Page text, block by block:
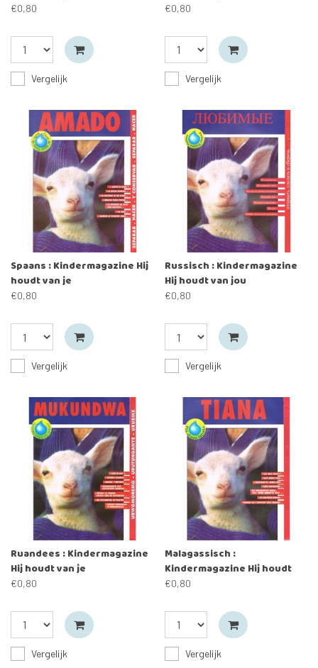
€0,80
Vergelijk
€0,80
Vergelijk
Spaans : Kindermagazine Hij
houdt van je
€0,80
Vergelijk
Russisch : Kindermagazine
Hij houdt van jou
€0,80
Vergelijk
Ruandees : Kindermagazine
Hij houdt van je
€0,80
Vergelijk
Malagassisch :
Kindermagazine Hij houdt
van je
€0,80
Vergelijk